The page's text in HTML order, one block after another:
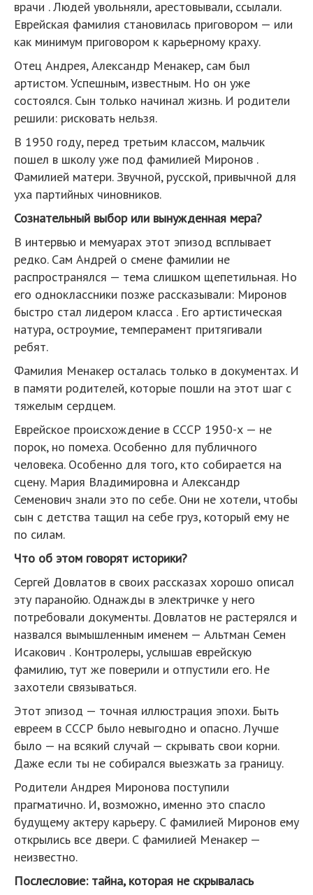
врачи . Людей увольняли, арестовывали, ссылали.
Еврейская фамилия становилась приговором — или
как минимум приговором к карьерному краху.
Отец Андрея, Александр Менакер, сам был
артистом. Успешным, известным. Но он уже
состоялся. Сын только начинал жизнь. И родители
решили: рисковать нельзя.
В 1950 году, перед третьим классом, мальчик
пошел в школу уже под фамилией Миронов .
Фамилией матери. Звучной, русской, привычной для
уха партийных чиновников.
Сознательный выбор или вынужденная мера?
В интервью и мемуарах этот эпизод всплывает
редко. Сам Андрей о смене фамилии не
распространялся — тема слишком щепетильная. Но
его одноклассники позже рассказывали: Миронов
быстро стал лидером класса . Его артистическая
натура, остроумие, темперамент притягивали
ребят.
Фамилия Менакер осталась только в документах. И
в памяти родителей, которые пошли на этот шаг с
тяжелым сердцем.
Еврейское происхождение в СССР 1950-х — не
порок, но помеха. Особенно для публичного
человека. Особенно для того, кто собирается на
сцену. Мария Владимировна и Александр
Семенович знали это по себе. Они не хотели, чтобы
сын с детства тащил на себе груз, который ему не
по силам.
Что об этом говорят историки?
Сергей Довлатов в своих рассказах хорошо описал
эту паранойю. Однажды в электричке у него
потребовали документы. Довлатов не растерялся и
назвался вымышленным именем — Альтман Семен
Исакович . Контролеры, услышав еврейскую
фамилию, тут же поверили и отпустили его. Не
захотели связываться.
Этот эпизод — точная иллюстрация эпохи. Быть
евреем в СССР было невыгодно и опасно. Лучше
было — на всякий случай — скрывать свои корни.
Даже если ты не собирался выезжать за границу.
Родители Андрея Миронова поступили
прагматично. И, возможно, именно это спасло
будущему актеру карьеру. С фамилией Миронов ему
открылись все двери. С фамилией Менакер —
неизвестно.
Послесловие: тайна, которая не скрывалась